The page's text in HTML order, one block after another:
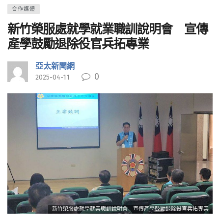
合作媒體
新竹榮服處就學就業職訓說明會 宣傳
產學鼓勵退除役官兵拓專業
亞太新聞網
2025-04-11 0
新竹榮服處就學就業職訓說明會 宣傳產學鼓勵退除役官兵拓專業